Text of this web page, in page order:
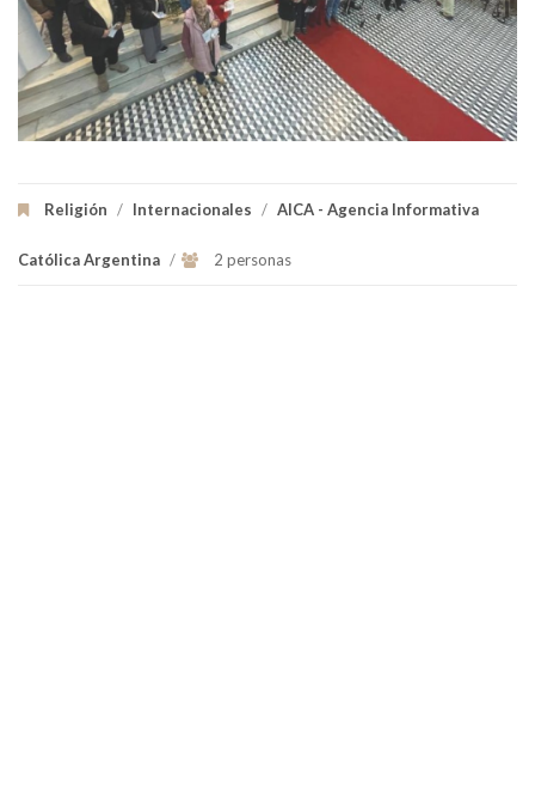
Religión / Internacionales / AICA - Agencia Informativa
Católica Argentina / 2 personas